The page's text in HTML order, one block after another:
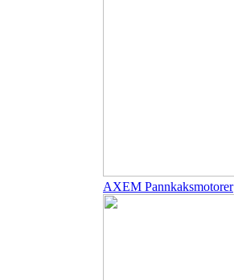
AXEM Pannkaksmotorer